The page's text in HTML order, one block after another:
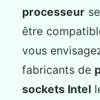
processeur
être
vous
fabricants de
sockets Intel